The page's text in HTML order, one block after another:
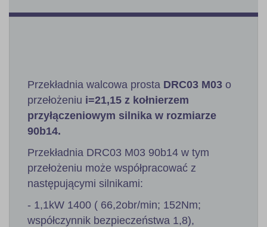
Przekładnia walcowa prosta DRC03 M03 o
przełożeniu i=21,15 z kołnierzem
przyłączeniowym silnika w rozmiarze
90b14.
Przekładnia DRC03 M03 90b14 w tym
przełożeniu może współpracować z
następującymi silnikami:
- 1,1kW 1400 ( 66,2obr/min; 152Nm;
współczynnik bezpieczeństwa 1,8),